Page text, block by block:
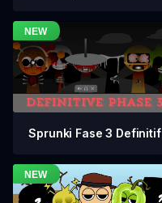
Sprunki Fase 3 Definitif